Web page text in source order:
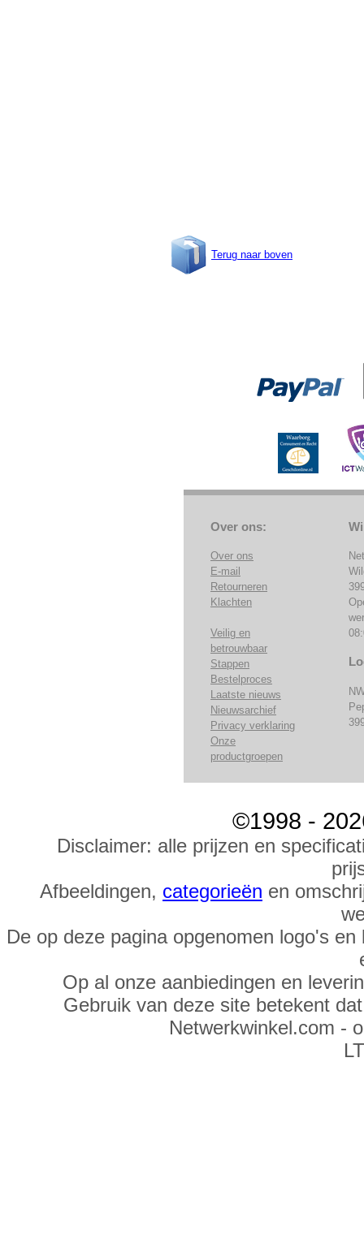
Terug naar boven
Over ons:
Over ons
E-mail
Retourneren
Klachten
Veilig en
betrouwbaar
Stappen
Bestelproces
Laatste nieuws
Nieuwsarchief
Privacy verklaring
Onze
productgroepen
©1998 -
Disclaimer: alle prijzen en
Afbeeldingen, categorieën en
De op deze pagina opgenomen logo's
Op al onze aanbiedingen en
Gebruik van deze site betekent
Netwerkwinkel.com -